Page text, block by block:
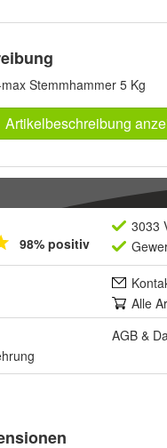
Stemmhammer 5 Kg
Artikelbeschreibung
98% positiv
3033
Alle
AGB &